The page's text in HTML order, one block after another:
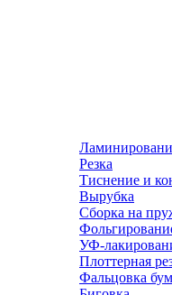
Резка
Тиснение и
Вырубка
Сборка на
УФ-
Плоттерная
Фальцовка